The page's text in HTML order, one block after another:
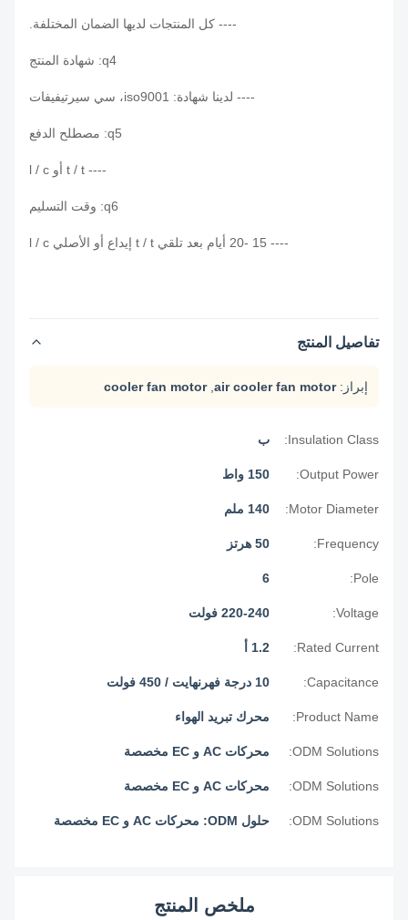
---- كل المنتجات لديها الضمان المختلفة.
---- لدينا شهادة: iso9001، سي سيرتيفيفات
تفاصيل المنتج
air cooler fan motor
,
cooler fan motor
Insulation Class: ب
Output Power: 150 واط
Motor Diameter: 140 ملم
Frequency:
Voltage: 220-240 فولت
Rated Current: 1.2 أ
Capacitance:
Product Name: محرك تبريد الهواء
ODM Solutions: محركات AC و EC مخصصة
ODM Solutions: محركات AC و EC مخصصة
ODM Solutions: حلول ODM: محركات AC و EC مخصصة
ملخص المنتج